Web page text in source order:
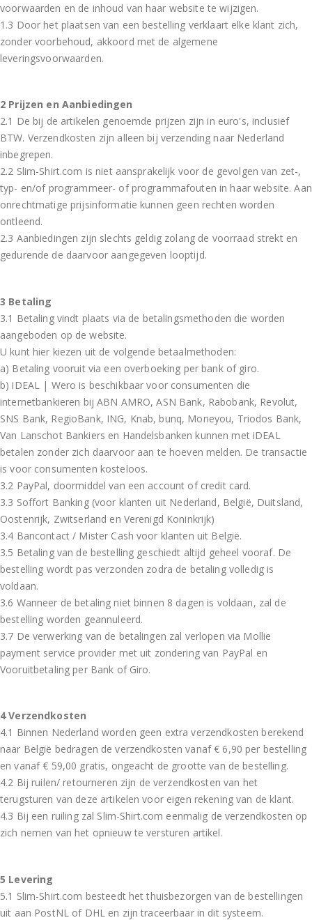
voorwaarden en de inhoud van haar website te wijzigen.
1.3 Door het plaatsen van een bestelling verklaart elke klant zich,
zonder voorbehoud, akkoord met de algemene
leveringsvoorwaarden.
2 Prijzen en Aanbiedingen
2.1 De bij de artikelen genoemde prijzen zijn in euro's, inclusief
BTW. Verzendkosten zijn alleen bij verzending naar Nederland
inbegrepen.
2.2 Slim-Shirt.com is niet aansprakelijk voor de gevolgen van zet-,
typ- en/of programmeer- of programmafouten in haar website. Aan
onrechtmatige prijsinformatie kunnen geen rechten worden
ontleend.
2.3 Aanbiedingen zijn slechts geldig zolang de voorraad strekt en
gedurende de daarvoor aangegeven looptijd.
3 Betaling
3.1 Betaling vindt plaats via de betalingsmethoden die worden
aangeboden op de website.
U kunt hier kiezen uit de volgende betaalmethoden:
a) Betaling vooruit via een overboeking per bank of giro.
b) iDEAL | Wero is beschikbaar voor consumenten die
internetbankieren bij ABN AMRO, ASN Bank, Rabobank, Revolut,
SNS Bank, RegioBank, ING, Knab, bunq, Moneyou, Triodos Bank,
Van Lanschot Bankiers en Handelsbanken kunnen met iDEAL
betalen zonder zich daarvoor aan te hoeven melden. De transactie
is voor consumenten kosteloos.
3.2 PayPal, doormiddel van een account of credit card.
3.3 Soffort Banking (voor klanten uit Nederland, België, Duitsland,
Oostenrijk, Zwitserland en Verenigd Koninkrijk)
3.4 Bancontact / Mister Cash voor klanten uit België.
3.5 Betaling van de bestelling geschiedt altijd geheel vooraf. De
bestelling wordt pas verzonden zodra de betaling volledig is
voldaan.
3.6 Wanneer de betaling niet binnen 8 dagen is voldaan, zal de
bestelling worden geannuleerd.
3.7 De verwerking van de betalingen zal verlopen via Mollie
payment service provider met uit zondering van PayPal en
Vooruitbetaling per Bank of Giro.
4 Verzendkosten
4.1 Binnen Nederland worden geen extra verzendkosten berekend
naar België bedragen de verzendkosten vanaf € 6,90 per bestelling
en vanaf € 59,00 gratis, ongeacht de grootte van de bestelling.
4.2 Bij ruilen/ retourneren zijn de verzendkosten van het
terugsturen van deze artikelen voor eigen rekening van de klant.
4.3 Bij een ruiling zal Slim-Shirt.com eenmalig de verzendkosten op
zich nemen van het opnieuw te versturen artikel.
5 Levering
5.1 Slim-Shirt.com besteedt het thuisbezorgen van de bestellingen
uit aan PostNL of DHL en zijn traceerbaar in dit systeem.